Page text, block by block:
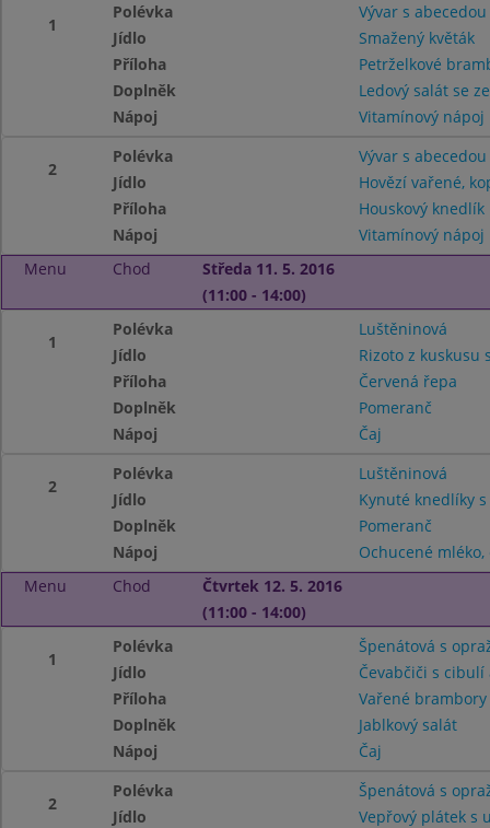
1
Polévka
Vývar s abecedou
Jídlo
Smažený květák
Příloha
Petrželkové
Doplněk
Ledový salát se
Nápoj
Vitamínový nápoj
2
Polévka
Vývar s abecedou
Jídlo
Hovězí vařené,
Příloha
Houskový knedlík
Nápoj
Vitamínový nápoj
Menu
Chod
Středa 11. 5. 2016
(11:00 - 14:00)
1
Polévka
Luštěninová
Jídlo
Rizoto z kuskusu
Příloha
Červená řepa
Doplněk
Pomeranč
Nápoj
Čaj
2
Polévka
Luštěninová
Jídlo
Kynuté knedlíky
Doplněk
Pomeranč
Nápoj
Ochucené mléko,
Menu
Chod
Čtvrtek 12. 5. 2016
(11:00 - 14:00)
1
Polévka
Špenátová s
Jídlo
Čevabčiči s
Příloha
Vařené brambory
Doplněk
Jablkový salát
Nápoj
Čaj
2
Polévka
Špenátová s
Jídlo
Vepřový plátek s